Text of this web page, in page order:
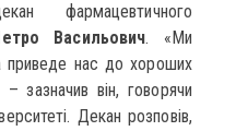
фармацевтичного
Васильович. «Ми
приведе нас до хороших
зазначив він, говорячи
Декан розповів,